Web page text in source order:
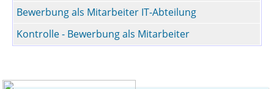
Bewerbung als Mitarbeiter IT-Abteilung
Kontrolle - Bewerbung als Mitarbeiter